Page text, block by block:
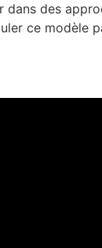
dans des
ce modèle